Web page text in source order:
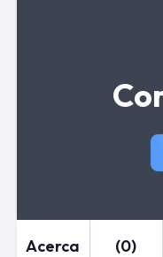
Acerca
(0)